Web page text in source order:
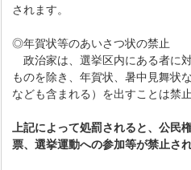
されます。
◎年賀状等のあいさつ状の禁止
政治家は、選挙区内にある者に
ものを除き、年賀状、暑中見舞状
なども含まれる）を出すことは禁
上記によって処罰されると、公民
票、選挙運動への参加等が禁止さ